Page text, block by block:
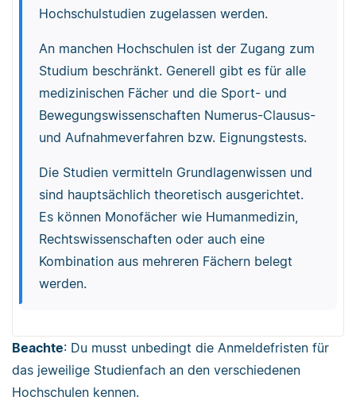
Hochschulstudien zugelassen werden.
An manchen Hochschulen ist der Zugang zum
Studium beschränkt. Generell gibt es für alle
medizinischen Fächer und die Sport- und
Bewegungswissenschaften Numerus-Clausus-
und Aufnahmeverfahren bzw. Eignungstests.
Die Studien vermitteln Grundlagenwissen und
sind hauptsächlich theoretisch ausgerichtet.
Es können Monofächer wie Humanmedizin,
Rechtswissenschaften oder auch eine
Kombination aus mehreren Fächern belegt
werden.
Beachte: Du musst unbedingt die Anmeldefristen für
das jeweilige Studienfach an den verschiedenen
Hochschulen kennen.